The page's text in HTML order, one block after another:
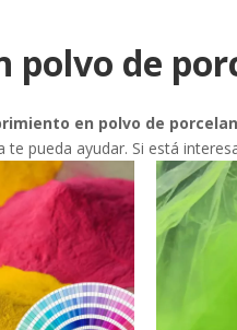
polvo de
en polvo de
pueda ayudar. Si está